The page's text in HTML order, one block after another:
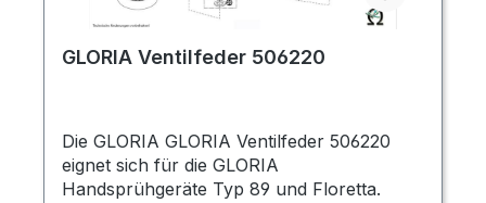
GLORIA Ventilfeder 506220
Die GLORIA GLORIA Ventilfeder 506220
eignet sich für die GLORIA
Handsprühgeräte Typ 89 und Floretta.